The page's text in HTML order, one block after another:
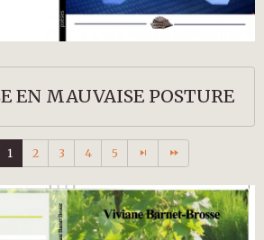
EN MAUVAISE POSTURE
1 2 3 4 5